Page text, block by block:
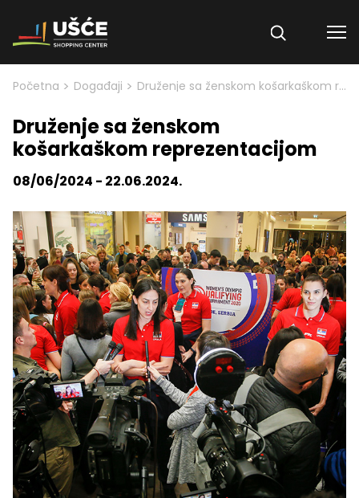
Skip to content
Početna > Događaji > Druženje sa ženskom košarkaškom reprezentacijom
Druženje sa ženskom
košarkaškom reprezentacijom
08/06/2024 - 22.06.2024.